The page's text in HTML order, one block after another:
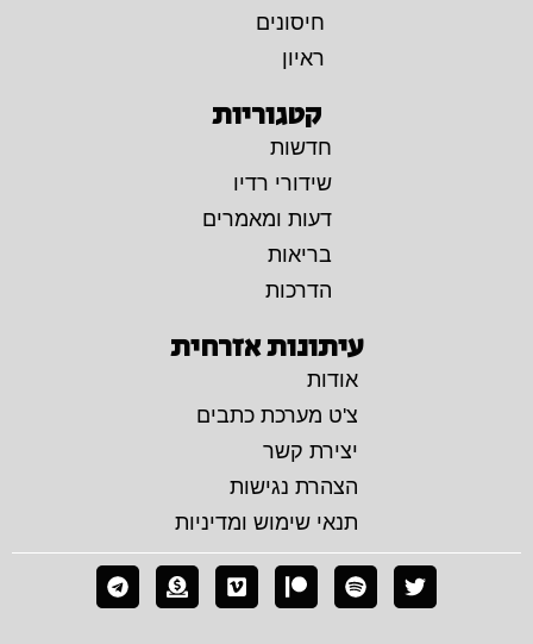
חיסונים
ראיון
קטגוריות
חדשות
שידורי רדיו
דעות ומאמרים
בריאות
הדרכות
עיתונות אזרחית
אודות
צ'ט מערכת כתבים
יצירת קשר
הצהרת נגישות
תנאי שימוש ומדיניות